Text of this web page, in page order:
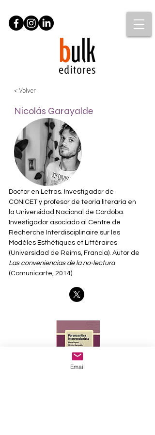
< Volver
Nicolás Garayalde
Doctor en Letras. Investigador de
CONICET y profesor de teoría literaria en
la Universidad Nacional de Córdoba.
Investigador asociado al Centre de
Recherche Interdisciplinaire sur les
Modèles Esthétiques et Littéraires
(Universidad de Reims, Francia). Autor de
Las conveniencias de la no-lectura
(Comunicarte, 2014).
Email